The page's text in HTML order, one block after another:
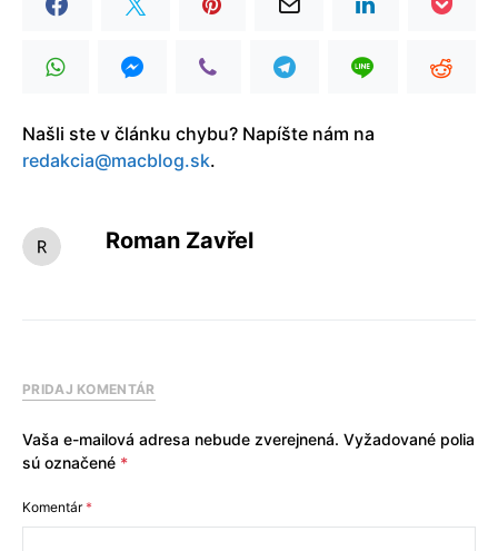
Našli ste v článku chybu? Napíšte nám na
redakcia@macblog.sk.
Roman Zavřel
PRIDAJ KOMENTÁR
Vaša e-mailová adresa nebude zverejnená. Vyžadované polia
sú označené *
Komentár*